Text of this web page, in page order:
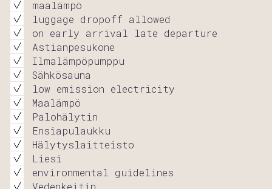
maalämpö
luggage dropoff allowed
on early arrival late departure
Astianpesukone
Ilmalämpöpumppu
Sähkösauna
low emission electricity
Maalämpö
Palohälytin
Ensiapulaukku
Hälytyslaitteisto
Liesi
environmental guidelines
Vedenkeitin